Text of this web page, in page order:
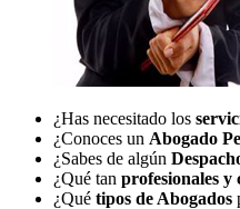
¿Has necesitado los
¿Conoces un Abogado
¿Sabes de algún
¿Qué tan profesionales y
¿Qué tipos de Abogados